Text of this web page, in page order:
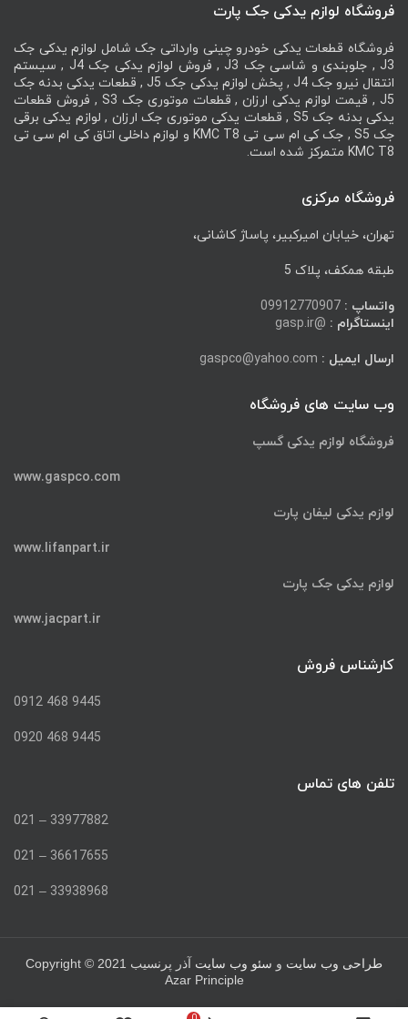
فروشگاه لوازم یدکی جک پارت
فروشگاه قطعات یدکی خودرو چینی وارداتی جک شامل لوازم یدکی جک
J3 , جلوبندی و شاسی جک J3 , فروش لوازم یدکی جک J4 , سیستم
انتقال نیرو جک J4 , پخش لوازم یدکی جک J5 , قطعات یدکی بدنه جک
J5 , قیمت لوازم یدکی ارزان , قطعات موتوری جک S3 , فروش قطعات
یدکی بدنه جک S5 , قطعات یدکی موتوری جک ارزان , لوازم یدکی برقی
جک S5 , جک کی ام سی تی KMC T8 و لوازم داخلی اتاق کی ام سی تی
KMC T8 متمرکز شده است.
فروشگاه مرکزی
تهران، خیابان امیرکبیر، پاساژ کاشانی،
طبقه همکف، پلاک 5
واتساپ : 09912770907
اینستاگرام : @gasp.ir
ارسال ایمیل : gaspco@yahoo.com
وب سایت های فروشگاه
فروشگاه لوازم یدکی گسپ
www.gaspco.com
لوازم یدکی لیفان پارت
www.lifanpart.ir
لوازم یدکی جک پارت
www.jacpart.ir
کارشناس فروش
9445 468 0912
9445 468 0920
تلفن های تماس
33977882 – 021
36617655 – 021
33938968 – 021
طراحی وب سایت و سئو وب سایت آذر پرنسیب Copyright © 2021
Azar Principle